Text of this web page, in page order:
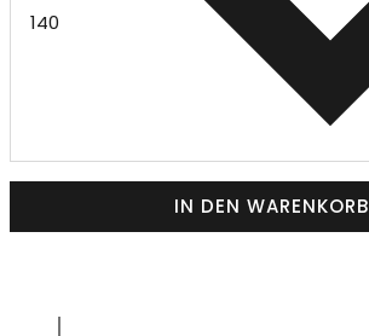
140
IN DEN WARENKORB